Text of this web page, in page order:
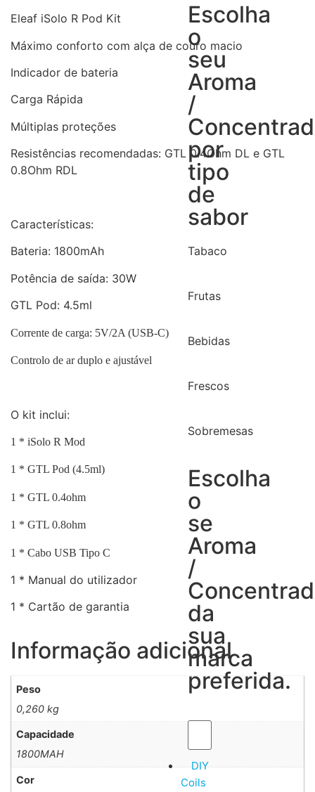
Escolha
o
seu
Aroma
/
por
tipo
de
sabor
Tabaco
Frutas
Bebidas
Frescos
Sobremesas
Escolha
o
se
Aroma
/
da
sua
marca
preferida.
DIY
Coils
Eleaf iSolo R Pod Kit
Máximo conforto com alça de couro macio
Indicador de bateria
Carga Rápida
Múltiplas proteções
Resistências recomendadas: GTL 0.4Ohm DL e GTL
0.8Ohm RDL
Características:
Bateria: 1800mAh
Potência de saída: 30W
GTL Pod: 4.5ml
Corrente de carga: 5V/2A (USB-C)
Controlo de ar duplo e ajustável
O kit inclui:
1 * iSolo R Mod
1 * GTL Pod (4.5ml)
1 * GTL 0.4ohm
1 * GTL 0.8ohm
1 * Cabo USB Tipo C
1 * Manual do utilizador
1 * Cartão de garantia
Informação adicional
Peso
0,260 kg
Capacidade
1800MAH
Cor